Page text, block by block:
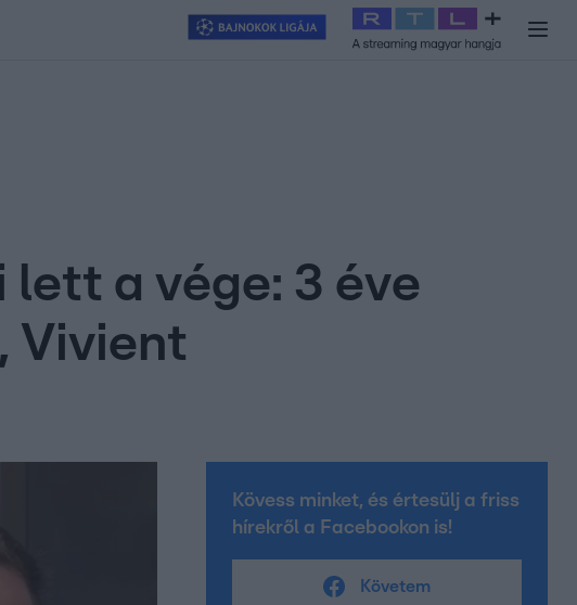
Exek csatája 2026 Celeb vagyok, ments ki innen
a vége: 3 éve
Vivient
Kövess minket, és értesülj a friss
hírekről a Facebookon is!
Követem